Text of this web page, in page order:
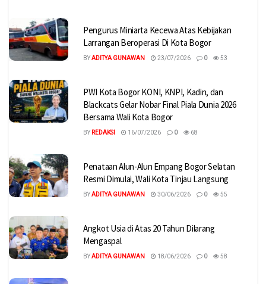
Pengurus Miniarta Kecewa Atas Kebijakan
Larrangan Beroperasi Di Kota Bogor
BYADITYA GUNAWAN 23/07/2026 0 53
PWI Kota Bogor KONI, KNPI, Kadin, dan
Blackcats Gelar Nobar Final Piala Dunia 2026
Bersama Wali Kota Bogor
BY REDAKSI 16/07/2026 0 68
Penataan Alun-Alun Empang Bogor Selatan
Resmi Dimulai, Wali Kota Tinjau Langsung
BYADITYA GUNAWAN 30/06/2026 0 55
Angkot Usia di Atas 20 Tahun Dilarang
Mengaspal
BYADITYA GUNAWAN 18/06/2026 0 58